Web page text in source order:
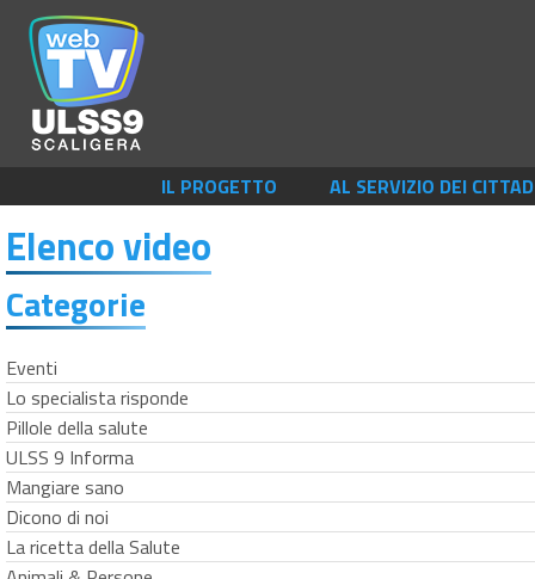
IL PROGETTO AL SERVIZIO DEI
Elenco video
Categorie
Eventi
Lo specialista risponde
Pillole della salute
ULSS 9 Informa
Mangiare sano
Dicono di noi
La ricetta della Salute